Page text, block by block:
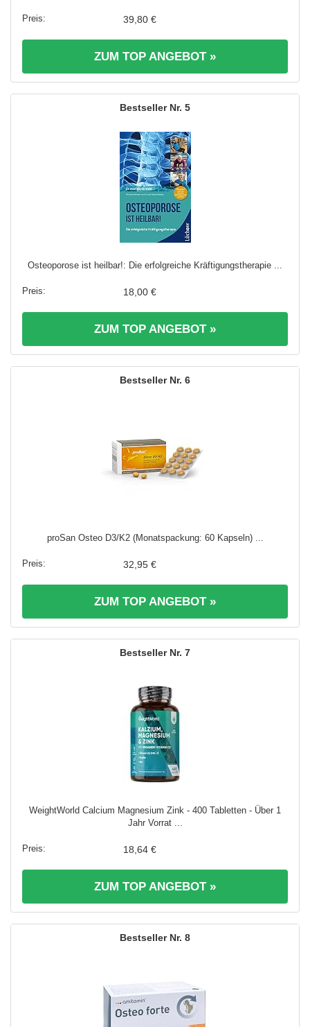
39,80 €
ZUM TOP ANGEBOT »
5
Osteoporose ist heilbar!: Die erfolgreiche Kräftigungstherapie ...
18,00 €
ZUM TOP ANGEBOT »
6
proSan Osteo D3/K2 (Monatspackung: 60 Kapseln) ...
32,95 €
ZUM TOP ANGEBOT »
7
WeightWorld Calcium Magnesium Zink - 400 Tabletten - Über 1
Jahr Vorrat ...
18,64 €
ZUM TOP ANGEBOT »
8